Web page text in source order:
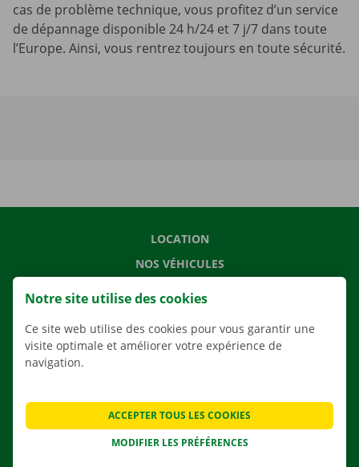
cas de problème technique, vous profitez d’un service
de dépannage disponible 24 h/24 et 7 j/7 dans toute
l’Europe. Ainsi, vous rentrez toujours en toute sécurité.
LOCATION
NOS VÉHICULES
APPLI
CONTACTEZ NOUS
Notre site utilise des cookies
Ce site web utilise des cookies pour vous garantir une
visite optimale et améliorer votre expérience de
navigation.
MODIFIER LES PRÉFÉRENCES
ACCEPTER TOUS LES COOKIES